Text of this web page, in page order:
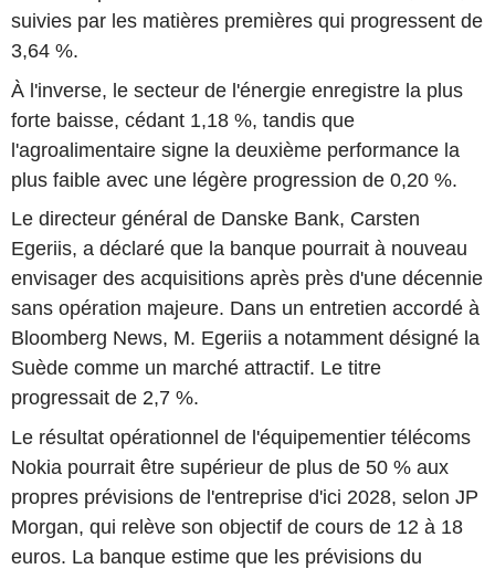
suivies par les matières premières qui progressent de
3,64 %.
À l'inverse, le secteur de l'énergie enregistre la plus
forte baisse, cédant 1,18 %, tandis que
l'agroalimentaire signe la deuxième performance la
plus faible avec une légère progression de 0,20 %.
Le directeur général de Danske Bank, Carsten
Egeriis, a déclaré que la banque pourrait à nouveau
envisager des acquisitions après près d'une décennie
sans opération majeure. Dans un entretien accordé à
Bloomberg News, M. Egeriis a notamment désigné la
Suède comme un marché attractif. Le titre
progressait de 2,7 %.
Le résultat opérationnel de l'équipementier télécoms
Nokia pourrait être supérieur de plus de 50 % aux
propres prévisions de l'entreprise d'ici 2028, selon JP
Morgan, qui relève son objectif de cours de 12 à 18
euros. La banque estime que les prévisions du